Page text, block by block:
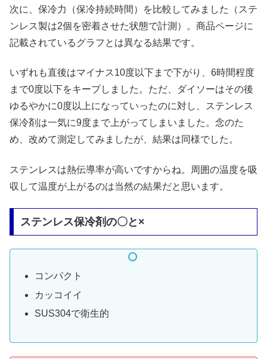
次に、保冷力（保冷持続時間）を比較してみました（ステ
ンレス製は2個を密着させた状態で計測）。商品ページに
記載されているグラフとは異なる結果です。
いずれも直後はマイナス10度以下まで下がり、6時間程度
まで0度以下をキープしました。ただ、ダイソーはその後
ゆるやかに0度以上になっていったのに対し、ステンレス
保冷剤は一気に9度まで上がってしまいました。念のた
め、改めて測定してみましたが、結果は同様でした。
ステンレスは熱伝導率が高いですからね。周囲の温度を吸
収して温度が上がるのは当然の結果だと思います。
ステンレス保冷剤の〇と×
コンパクト
カッコイイ
SUS304で衛生的